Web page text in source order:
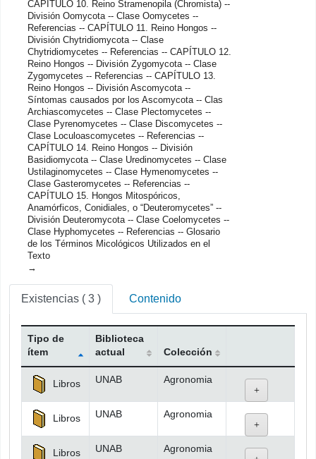
CAPÍTULO 10. Reino Stramenopila (Chromista) --
División Oomycota -- Clase Oomycetes --
Referencias -- CAPÍTULO 11. Reino Hongos --
División Chytridiomycota -- Clase
Chytridiomycetes -- Referencias -- CAPÍTULO 12.
Reino Hongos -- División Zygomycota -- Clase
Zygomycetes -- Referencias -- CAPÍTULO 13.
Reino Hongos -- División Ascomycota --
Síntomas causados por los Ascomycota -- Clas
Archiascomycetes -- Clase Plectomycetes --
Clase Pyrenomycetes -- Clase Discomycetes --
Clase Loculoascomycetes -- Referencias --
CAPÍTULO 14. Reino Hongos -- División
Basidiomycota -- Clase Uredinomycetes -- Clase
Ustilaginomycetes -- Clase Hymenomycetes --
Clase Gasteromycetes -- Referencias --
CAPÍTULO 15. Hongos Mitospóricos,
Anamórficos, Conidiales, o “Deuteromycetes” --
División Deuteromycota -- Clase Coelomycetes --
Clase Hyphomycetes -- Referencias -- Glosario
de los Términos Micológicos Utilizados en el
Texto
Existencias ( 3 ) Contenido
Existencias
Tipo de
ítem
Biblioteca
actual
Colección
Libros UNAB Agronomia
Libros UNAB Agronomia
Libros UNAB Agronomia